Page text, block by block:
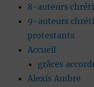
8-auteurs
9-auteurs
protestants
Accueil
grâces
Alexis Ambre